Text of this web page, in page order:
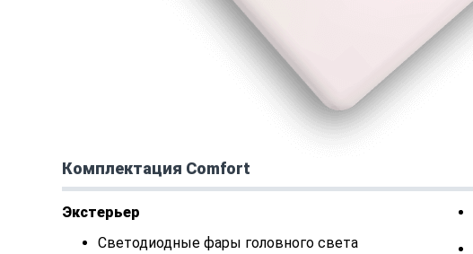
Комплектация Comfort
Экстерьер
Светодиодные фары головного света